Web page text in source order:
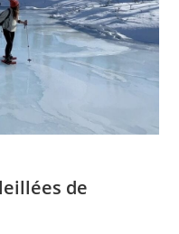
de